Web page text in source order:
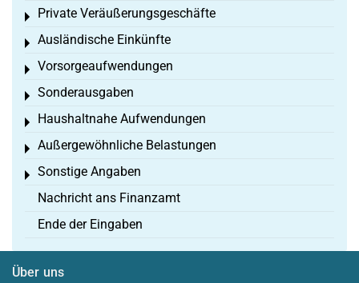
Private Veräußerungsgeschäfte
Toggle menu
Ausländische Einkünfte
Toggle menu
Vorsorgeaufwendungen
Toggle menu
Sonderausgaben
Toggle menu
Haushaltnahe Aufwendungen
Toggle menu
Außergewöhnliche Belastungen
Toggle menu
Sonstige Angaben
Toggle menu
Nachricht ans Finanzamt
Ende der Eingaben
Über uns